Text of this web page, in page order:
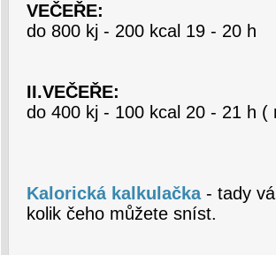
VEČEŘE:
do 800 kj - 200 kcal 19 - 20 h
II.VEČEŘE:
do 400 kj - 100 kcal 20 - 21 h (
Kalorická kalkulačka- tady
kolik čeho můžete sníst.